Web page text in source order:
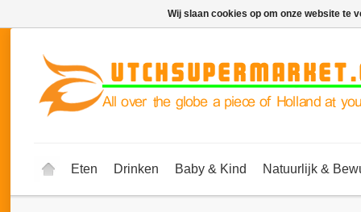
Eten Drinken Baby & Kind Natuurlijk &
Wij slaan cookies op om onze website te